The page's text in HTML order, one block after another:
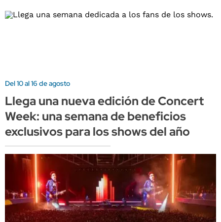
Del 10 al 16 de agosto
Llega una nueva edición de Concert
Week: una semana de beneficios
exclusivos para los shows del año